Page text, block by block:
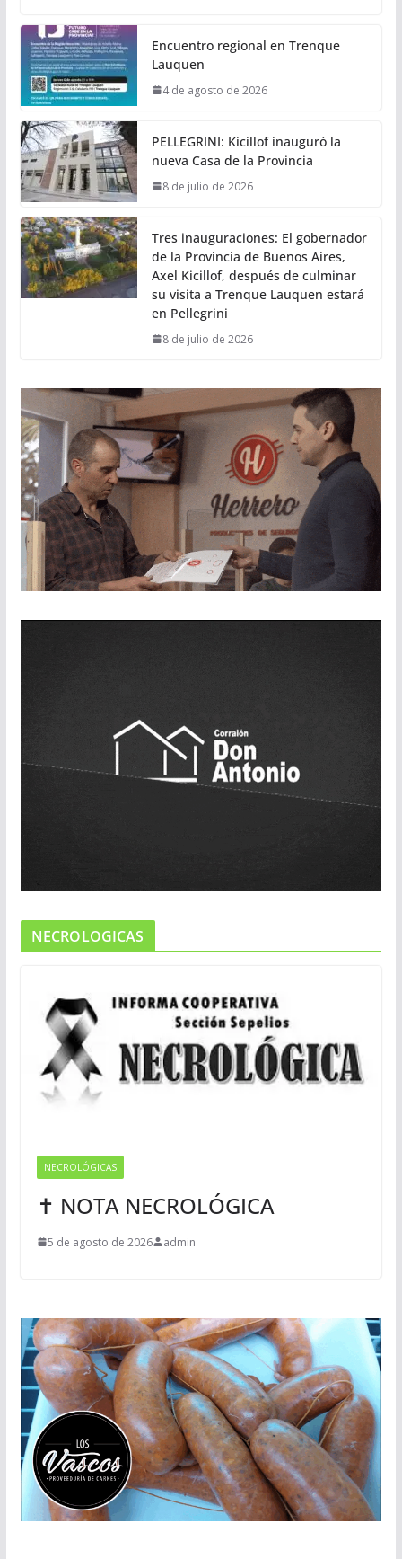
Encuentro regional en Trenque
Lauquen
4 de agosto de 2026
PELLEGRINI: Kicillof inauguró la
nueva Casa de la Provincia
8 de julio de 2026
Tres inauguraciones: El gobernador
de la Provincia de Buenos Aires,
Axel Kicillof, después de culminar
su visita a Trenque Lauquen estará
en Pellegrini
8 de julio de 2026
NECROLOGICAS
NECROLÓGICAS
✝ NOTA NECROLÓGICA
5 de agosto de 2026 admin